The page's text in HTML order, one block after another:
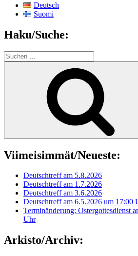
Deutsch
Suomi
Haku/Suche:
Suchen
nach:
Viimeisimmät/Neueste:
Deutschtreff am 5.8.2026
Deutschtreff am 1.7.2026
Deutschtreff am 3.6.2026
Deutschtreff am 6.5.2026 um 17:00
Terminänderung: Ostergottesdienst
Uhr
Arkisto/Archiv: